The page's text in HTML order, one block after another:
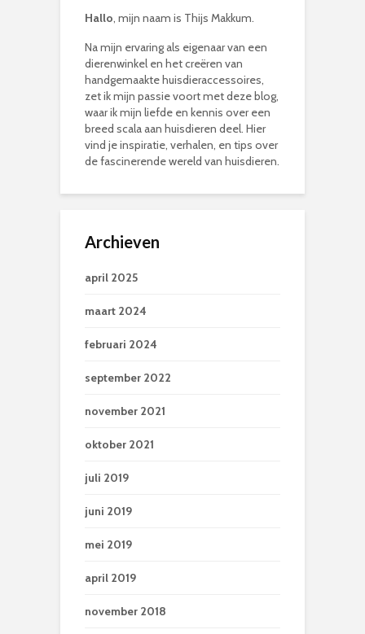
Hallo, mijn naam is Thijs Makkum.
Na mijn ervaring als eigenaar van een
dierenwinkel en het creëren van
handgemaakte huisdieraccessoires,
zet ik mijn passie voort met deze blog,
waar ik mijn liefde en kennis over een
breed scala aan huisdieren deel. Hier
vind je inspiratie, verhalen, en tips over
de fascinerende wereld van huisdieren.
Archieven
april 2025
maart 2024
februari 2024
september 2022
november 2021
oktober 2021
juli 2019
juni 2019
mei 2019
april 2019
november 2018